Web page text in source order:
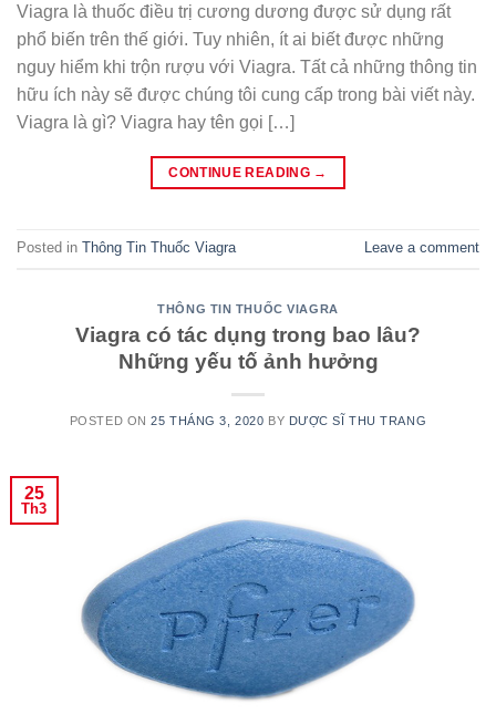
Viagra là thuốc điều trị cương dương được sử dụng rất
phổ biến trên thế giới. Tuy nhiên, ít ai biết được những
nguy hiểm khi trộn rượu với Viagra. Tất cả những thông tin
hữu ích này sẽ được chúng tôi cung cấp trong bài viết này.
Viagra là gì? Viagra hay tên gọi […]
CONTINUE READING →
Posted in Thông Tin Thuốc Viagra Leave a comment
THÔNG TIN THUỐC VIAGRA
Viagra có tác dụng trong bao lâu?
Những yếu tố ảnh hưởng
POSTED ON25 THÁNG 3, 2020 BY DƯỢC SĨ THU TRANG
25
Th3